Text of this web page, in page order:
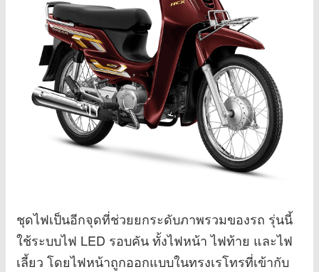
ชุดไฟเป็นอีกจุดที่ช่วยยกระดับภาพรวมของรถ รุ่นนี้
ใช้ระบบไฟ LED รอบคัน ทั้งไฟหน้า ไฟท้าย และไฟ
เลี้ยว โดยไฟหน้าถูกออกแบบในทรงเรโทรที่เข้ากับ